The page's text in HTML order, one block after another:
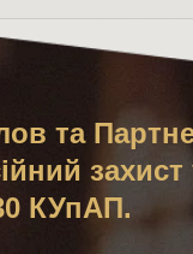
та
захист
КУпАП.